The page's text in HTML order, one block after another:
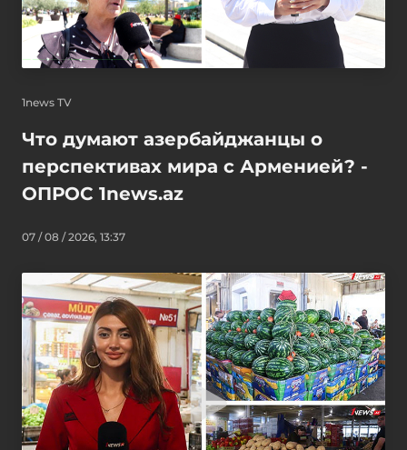
1news TV
Что думают азербайджанцы о
перспективах мира с Арменией? -
ОПРОС 1news.az
07 / 08 / 2026, 13:37